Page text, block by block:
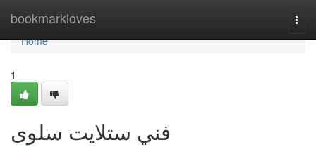
bookmarkloves
Home
Home
1
فني ستلايت سلوى